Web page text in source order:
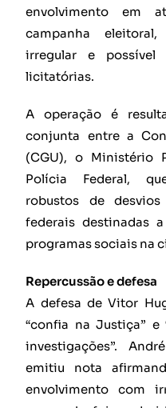
envolvimento em
campanha
irregular e
licitatórias.
A operação é
conjunta entre a
(CGU), o Ministério
Polícia Federal,
robustos de
federais destinadas
programas sociais na
Repercussão e defesa
A defesa de Vitor
“confia na Justiça” e
investigações”.
emitiu nota
envolvimento com